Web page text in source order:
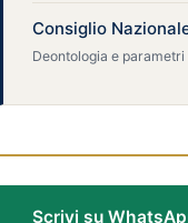
Consiglio
Deontologia e parametri
Scrivi su